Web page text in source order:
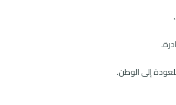
إلى الوطن.